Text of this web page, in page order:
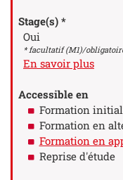
Stage(s) *
Oui
* facultatif (M1)/
En savoir plusà
Accessible en
Formation
Formation en
Formation en
Reprise d'étude